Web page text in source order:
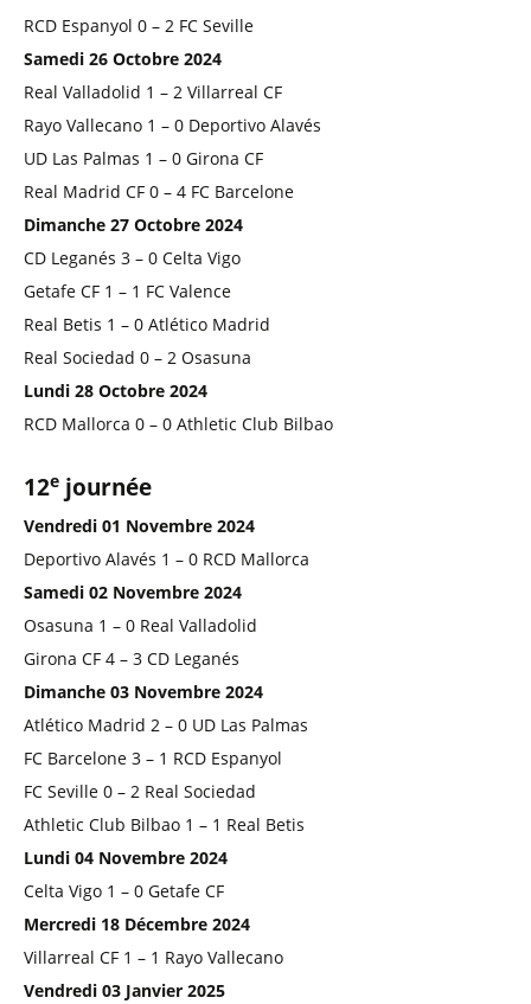
RCD Espanyol 0 – 2 FC Seville
Samedi 26 Octobre 2024
Real Valladolid 1 – 2 Villarreal CF
Rayo Vallecano 1 – 0 Deportivo Alavés
UD Las Palmas 1 – 0 Girona CF
Real Madrid CF 0 – 4 FC Barcelone
Dimanche 27 Octobre 2024
CD Leganés 3 – 0 Celta Vigo
Getafe CF 1 – 1 FC Valence
Real Betis 1 – 0 Atlético Madrid
Real Sociedad 0 – 2 Osasuna
Lundi 28 Octobre 2024
RCD Mallorca 0 – 0 Athletic Club Bilbao
12e journée
Vendredi 01 Novembre 2024
Deportivo Alavés 1 – 0 RCD Mallorca
Samedi 02 Novembre 2024
Osasuna 1 – 0 Real Valladolid
Girona CF 4 – 3 CD Leganés
Dimanche 03 Novembre 2024
Atlético Madrid 2 – 0 UD Las Palmas
FC Barcelone 3 – 1 RCD Espanyol
FC Seville 0 – 2 Real Sociedad
Athletic Club Bilbao 1 – 1 Real Betis
Lundi 04 Novembre 2024
Celta Vigo 1 – 0 Getafe CF
Mercredi 18 Décembre 2024
Villarreal CF 1 – 1 Rayo Vallecano
Vendredi 03 Janvier 2025